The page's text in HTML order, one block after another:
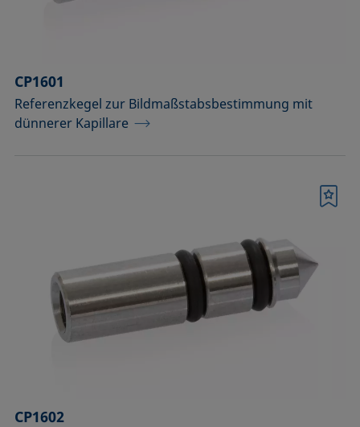
CP1601
Referenzkegel zur Bildmaßstabsbestimmung mit
dünnerer Kapillare
CP1602